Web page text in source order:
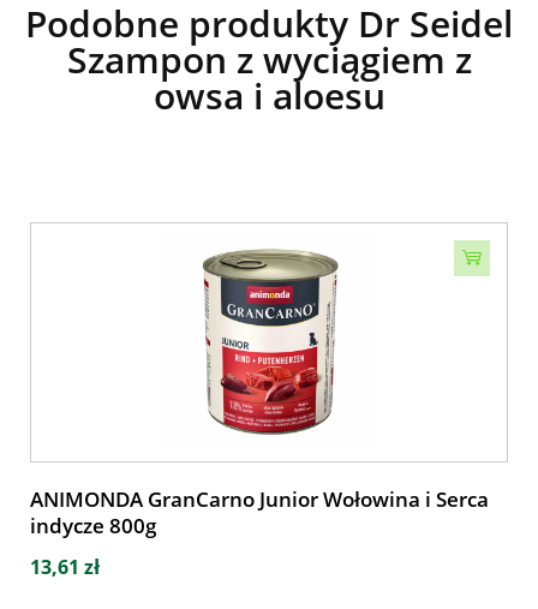
Podobne produkty Dr Seidel
Szampon z wyciągiem z
owsa i aloesu
ANIMONDA GranCarno Junior Wołowina i Serca
indycze 800g
13,61 zł